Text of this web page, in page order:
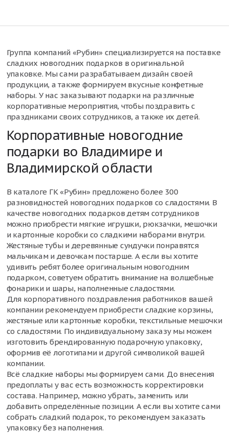
Группа компаний «Рубин» специализируется на поставке
сладких новогодних подарков в оригинальной
упаковке. Мы сами разрабатываем дизайн своей
продукции, а также формируем вкусные конфетные
наборы. У нас заказывают подарки на различные
корпоративные мероприятия, чтобы поздравить с
праздниками своих сотрудников, а также их детей.
Корпоративные новогодние
подарки во Владимире и
Владимирской области
В каталоге ГК «Рубин» предложено более 300
разновидностей новогодних подарков со сладостями. В
качестве новогодних подарков детям сотрудников
можно приобрести мягкие игрушки, рюкзачки, мешочки
и картонные коробки со сладкими наборами внутри.
Жестяные тубы и деревянные сундучки понравятся
мальчикам и девочкам постарше. А если вы хотите
удивить ребят более оригинальным новогодним
подарком, советуем обратить внимание на волшебные
фонарики и шары, наполненные сладостями.
Для корпоративного поздравления работников вашей
компании рекомендуем приобрести сладкие корзины,
жестяные или картонные коробки, текстильные мешочки
со сладостями. По индивидуальному заказу мы можем
изготовить брендированную подарочную упаковку,
оформив её логотипами и другой символикой вашей
компании.
Всё сладкие наборы мы формируем сами. До внесения
предоплаты у вас есть возможность корректировки
состава. Например, можно убрать, заменить или
добавить определённые позиции. А если вы хотите сами
собрать сладкий подарок, то рекомендуем заказать
упаковку без наполнения.